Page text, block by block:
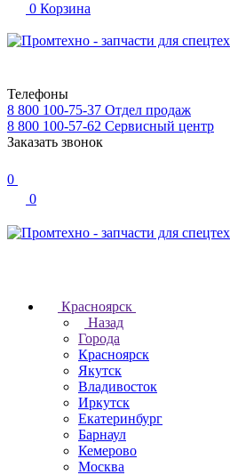
0 Корзина
Телефоны
8 800 100-75-37 Отдел продаж
8 800 100-57-62 Сервисный центр
Заказать звонок
0
0
Красноярск
Назад
Города
Красноярск
Якутск
Владивосток
Иркутск
Екатеринбург
Барнаул
Кемерово
Москва